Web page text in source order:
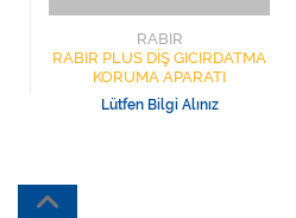
RABIR
RABIR PLUS DİŞ GICIRDATMA
KORUMA APARATI
Lütfen Bilgi Alınız